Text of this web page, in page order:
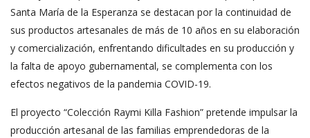
Santa María de la Esperanza se destacan por la continuidad de
sus productos artesanales de más de 10 años en su elaboración
y comercialización, enfrentando dificultades en su producción y
la falta de apoyo gubernamental, se complementa con los
efectos negativos de la pandemia COVID-19.
El proyecto “Colección Raymi Killa Fashion” pretende impulsar la
producción artesanal de las familias emprendedoras de la